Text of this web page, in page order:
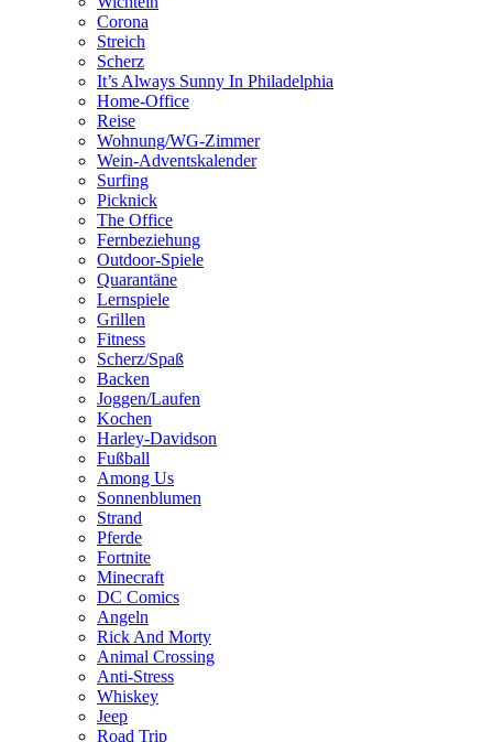
Corona
Streich
Scherz
It’s Always Sunny In Philadelphia
Home-Office
Reise
Wohnung/WG-Zimmer
Wein-Adventskalender
Surfing
Picknick
The Office
Fernbeziehung
Outdoor-Spiele
Quarantäne
Lernspiele
Grillen
Fitness
Scherz/Spaß
Backen
Joggen/Laufen
Kochen
Harley-Davidson
Fußball
Among Us
Sonnenblumen
Strand
Pferde
Fortnite
Minecraft
DC Comics
Angeln
Rick And Morty
Animal Crossing
Anti-Stress
Whiskey
Jeep
Road Trip